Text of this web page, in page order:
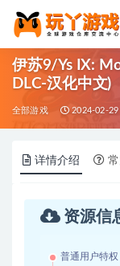
伊苏9/Ys IX:
DLC-汉化中文)
全部游戏 2024-02-29
详情介绍
资源信
普通用户特权